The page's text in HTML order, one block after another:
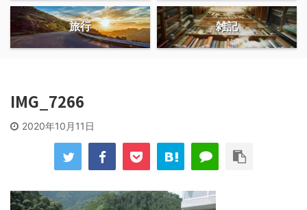
旅行 雑記
IMG_7266
2020年10月11日